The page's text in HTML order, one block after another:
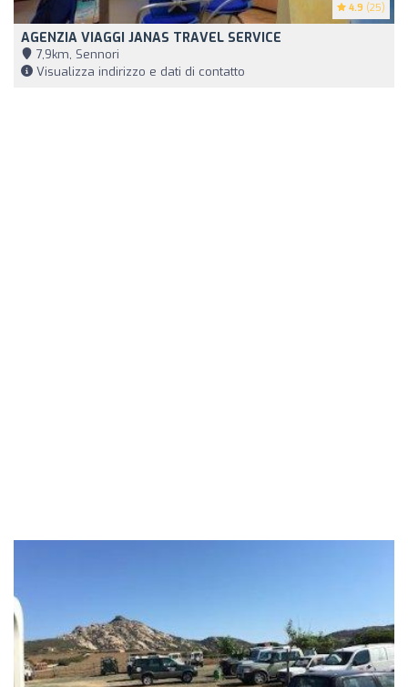
4.9 (25)
AGENZIA VIAGGI JANAS TRAVEL SERVICE
7,9km, Sennori
Visualizza indirizzo e dati di contatto